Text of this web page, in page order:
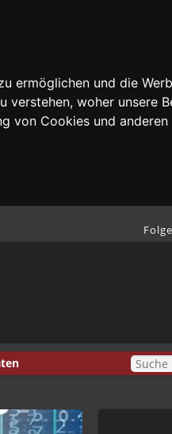
ermöglichen und die
verstehen, woher unsere
von Cookies und